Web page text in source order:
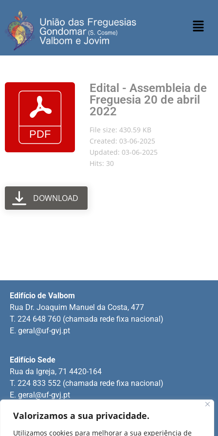
Valorizamos a sua privacidade.
Utilizamos cookies para melhorar a sua experiência de
Edital - Assembleia de
Freguesia 20 de abril
2022
File size: 430.59 KB
Created: 03-06-2025
Updated: 03-06-2025
Hits: 30
DOWNLOAD
Edifício Sede
Rua da Igreja, 71 4420-164
T. 224 833 552 (chamada rede fixa nacional)
E. geral@uf-gvj.pt
Edifício de Valbom
Rua Dr. Joaquim Manuel da Costa, 477
T. 224 648 760 (chamada rede fixa nacional)
E. geral@uf-gvj.pt